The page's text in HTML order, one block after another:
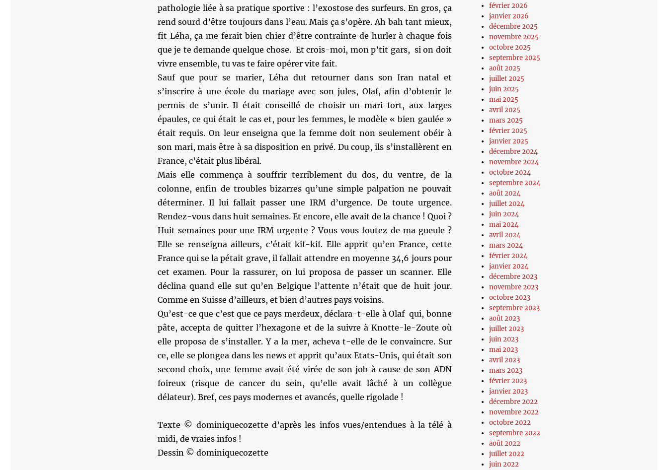
pathologie liée à sa pratique sportive : l’exostose des surfeurs. En gros, ça
rend sourd d’être toujours dans l’eau. Mais ça s’opère. Ah bah tant mieux,
fit Léha, ça me ferait bien chier d’être contrainte de hurler à chaque fois
que je te demande quelque chose. Et crois-moi, mon p’tit gars, si on doit
vivre ensemble, tu vas te faire opérer vite fait.
Sauf que pour se marier, Léha dut retourner dans son Iran natal et
s’inscrire à une école du mariage avec son jules, Olaf, afin d’obtenir le
permis de s’unir. Il était conseillé de choisir un mari fort, aux larges
épaules, ce qui était le cas et, pour les femmes, le modèle « bien gaulée »
était requis. On leur enseigna que la femme doit non seulement obéir à
son mari, mais être à sa disposition en privé. Du coup, ils s’installèrent en
France, c’était plus libéral.
Mais elle commença à souffrir terriblement du dos, du ventre, de la
colonne, enfin de troubles bizarres qu’une simple palpation ne pouvait
déterminer. Il lui fallait passer une IRM d’urgence. De toute urgence.
Rendez-vous dans huit semaines. Et encore, elle avait de la chance ! Quoi ?
Huit semaines pour une IRM urgente ? Vous vous foutez de ma gueule ?
Elle se renseigna ailleurs, c’était kif-kif. Elle apprit qu’en France, cette
France qui se la pétait grave, il fallait attendre en moyenne 34,6 jours pour
cet examen. Pour la rassurer, on lui proposa de passer un scanner. Elle
déclina quand elle sut qu’en Belgique l’attente n’était que de huit jour.
Comme en Suisse d’ailleurs, et bien d’autres pays voisins.
Qu’est-ce que c’est que ce pays merdeux, déclara-t-elle à Olaf qui, bonne
pâte, accepta de quitter l’hexagone et de la suivre à Knotte-le-Zoute où
elle proposa de s’installer. Y a la mer, acheva t-elle de le convaincre. Sur
ce, elle se plongea dans les news et apprit qu’aux Etats-Unis, qui était son
second choix, une femme avait été virée de son job à cause de son ADN
foireux (risque de cancer du sein, qu’elle avait lâché à un collègue
délateur). Bref, ces pays modernes et avancés, quelle rigolade !
Texte © dominiquecozette d’après les infos vues/entendues à la télé à
midi, de vraies infos !
Dessin © dominiquecozette
février 2026
janvier 2026
décembre 2025
novembre 2025
octobre 2025
septembre 2025
août 2025
juillet 2025
juin 2025
mai 2025
avril 2025
mars 2025
février 2025
janvier 2025
décembre 2024
novembre 2024
octobre 2024
septembre 2024
août 2024
juillet 2024
juin 2024
mai 2024
avril 2024
mars 2024
février 2024
janvier 2024
décembre 2023
novembre 2023
octobre 2023
septembre 2023
août 2023
juillet 2023
juin 2023
mai 2023
avril 2023
mars 2023
février 2023
janvier 2023
décembre 2022
novembre 2022
octobre 2022
septembre 2022
août 2022
juillet 2022
juin 2022